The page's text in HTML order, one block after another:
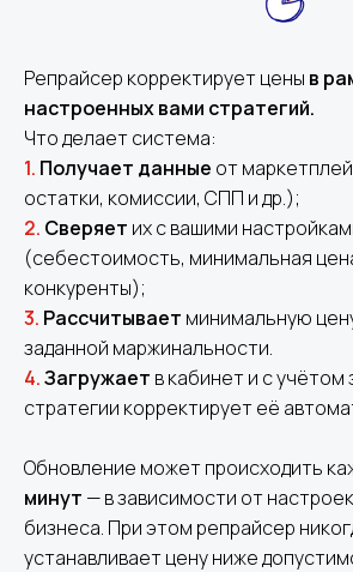
Репрайсер корректирует цены в
настроенных вами стратегий.
Что делает система:
1. Получает данные от
остатки, комиссии, СПП и др.);
2. Сверяет их с вашими
(себестоимость, минимальная
конкуренты);
3. Рассчитывает минимальную
заданной маржинальности.
4.Загружает в кабинет и с учётом
стратегии корректирует её
Обновление может происходить
минут — в зависимости от
бизнеса. При этом репрайсер
устанавливает цену ниже